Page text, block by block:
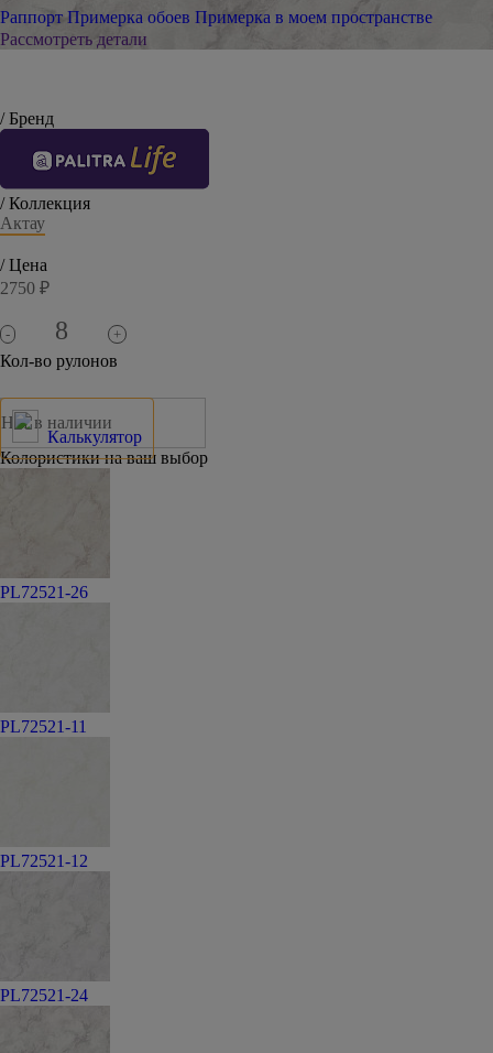
Раппорт Примерка обоев Примерка в моем пространстве
Рассмотреть детали
/ Бренд
/ Коллекция
Актау
/ Цена
2750 ₽
- +
Кол-во рулонов
Калькулятор
Нет в наличии
Колористики на ваш выбор
PL72521-26
PL72521-11
PL72521-12
PL72521-24